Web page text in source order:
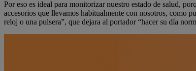
Por eso es ideal para monitorizar nuestro estado de salud,
accesorios que llevamos habitualmente con nosotros, como
reloj o una pulsera”, que dejara al portador “hacer su día